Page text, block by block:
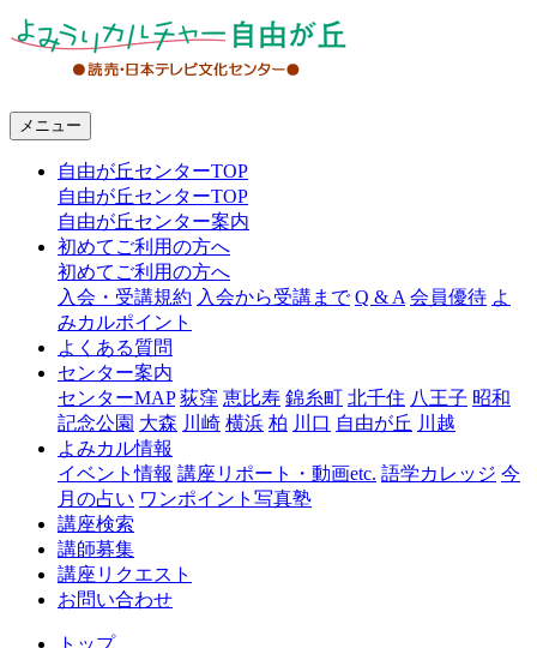
ャ
由
丘
メニュー
自由が丘センターTOP
自由が丘センターTOP
自由が丘センター案内
初めてご利用の方へ
初めてご利用の方へ
入会・受講規約 入会から受講まで Q & A 会員優待 よ
みカルポイント
よくある質問
センター案内
センターMAP 荻窪 恵比寿 錦糸町 北千住 八王子 昭和
記念公園 大森 川崎 横浜 柏 川口 自由が丘 川越
よみカル情報
イベント情報 講座リポート・動画etc. 語学カレッジ 今
月の占い ワンポイント写真塾
講座検索
講師募集
講座リクエスト
お問い合わせ
トップ